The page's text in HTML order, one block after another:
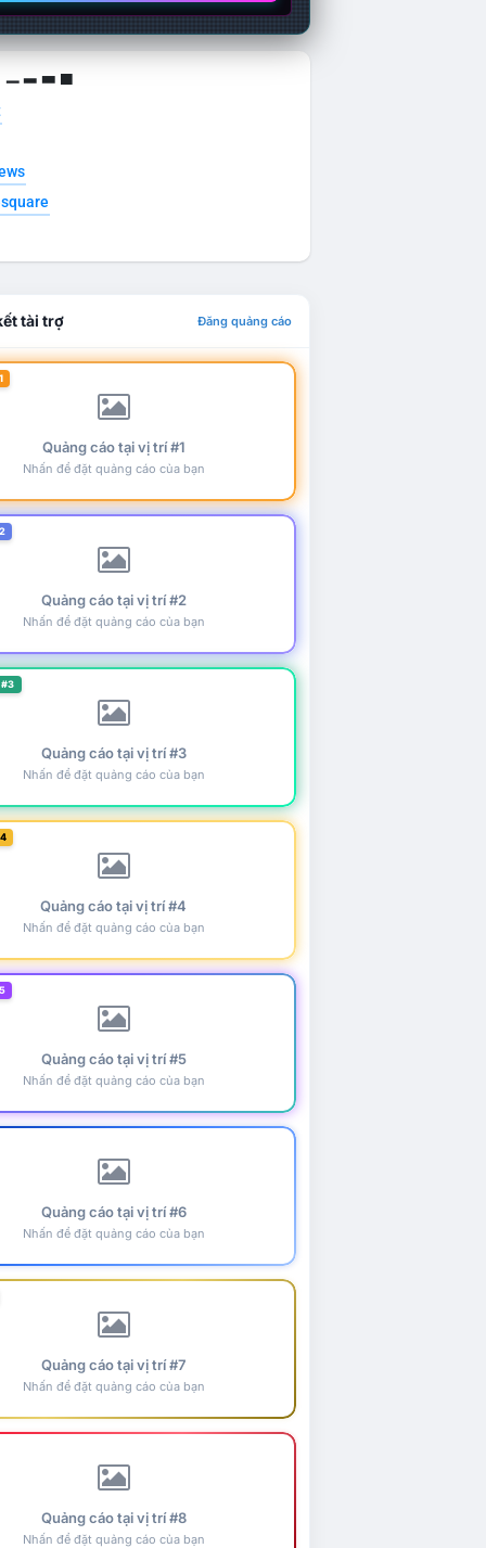
▁ ▂ ▃ ▄
tài trợ Đăng quảng cáo
Quảng cáo tại vị trí #1
Nhấn để đặt quảng cáo của bạn
Quảng cáo tại vị trí #2
Nhấn để đặt quảng cáo của bạn
Quảng cáo tại vị trí #3
Nhấn để đặt quảng cáo của bạn
Quảng cáo tại vị trí #4
Nhấn để đặt quảng cáo của bạn
Quảng cáo tại vị trí #5
Nhấn để đặt quảng cáo của bạn
Quảng cáo tại vị trí #6
Nhấn để đặt quảng cáo của bạn
Quảng cáo tại vị trí #7
Nhấn để đặt quảng cáo của bạn
Quảng cáo tại vị trí #8
Nhấn để đặt quảng cáo của bạn